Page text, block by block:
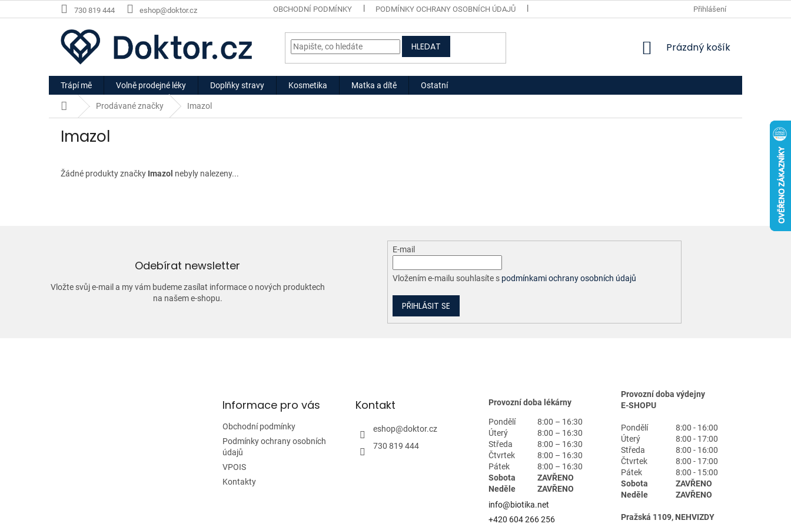
na
730 819 444 eshop@doktor.cz OBCHODNÍ PODMÍNKY PODMÍNKY OCHRANY OSOBNÍCH ÚDAJŮ Přihlášení
HLEDAT
NÁKUPNÍ
Prázdný košík
Trápí mě Volně prodejné léky Doplňky stravy Kosmetika Matka a dítě Ostatní
Domů Prodávané značky Imazol
Imazol
Žádné produkty značky Imazol nebyly nalezeny...
Odebírat newsletter
Vložte svůj e-mail a my vám budeme zasílat informace o nových produktech
na našem e-shopu.
E-mail
Vložením e-mailu souhlasíte s podmínkami ochrany osobních údajů
PŘIHLÁSIT SE
Informace pro vás
Obchodní podmínky
Podmínky ochrany osobních
údajů
VPOIS
Kontakty
Kontakt
eshop@doktor.cz
730 819 444
Provozní doba lékárny
Pondělí
8:00 – 16:30
Úterý
8:00 – 16:30
Středa
8:00 – 16:30
Čtvrtek
8:00 – 16:30
Pátek
8:00 – 16:30
Sobota
ZAVŘENO
Neděle
ZAVŘENO
info@biotika.net
+420 604 266 256
Provozní doba výdejny
E-SHOPU
Pondělí
8:00 - 16:00
Úterý
8:00 - 17:00
Středa
8:00 - 16:00
Čtvrtek
8:00 - 17:00
Pátek
8:00 - 15:00
Sobota
ZAVŘENO
Neděle
ZAVŘENO
Pražská 1109, NEHVIZDY